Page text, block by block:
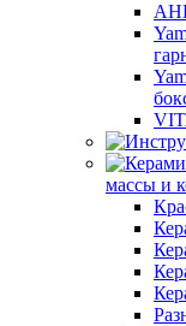
массы и